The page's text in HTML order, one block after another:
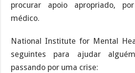
procurar apoio apropriado,
médico.
National Institute for Mental
seguintes para ajudar
passando por uma crise: